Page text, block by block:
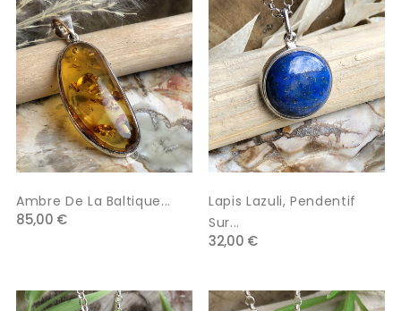
Ambre De La Baltique...
85,00 €
Lapis Lazuli, Pendentif
Sur...
32,00 €